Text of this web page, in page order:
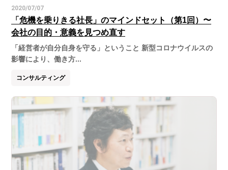
2020/07/07
「危機を乗りきる社長」のマインドセット（第1回）〜
会社の目的・意義を見つめ直す
「経営者が自分自身を守る」ということ 新型コロナウイルスの
影響により、働き方...
コンサルティング